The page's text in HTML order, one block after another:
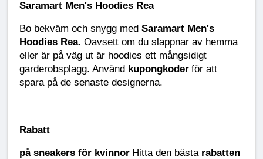
Saramart Men's Hoodies Rea
Bo bekväm och snygg med Saramart Men's
Hoodies Rea. Oavsett om du slappnar av hemma
eller är på väg ut är hoodies ett mångsidigt
garderobsplagg. Använd kupongkoder för att
spara på de senaste designerna.
Rabatt
på sneakers för kvinnor Hitta den bästa rabatten